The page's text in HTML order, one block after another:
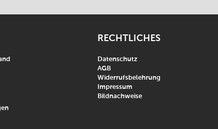
RECHTLICHES
Datenschutz
AGB
Widerrufsbelehrung
Impressum
Bildnachweise